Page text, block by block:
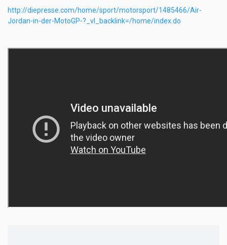
http://diepresse.com/home/sport/motorsport/1485466/Air-
Jordan-in-der-MotoGP-?_vl_backlink=/home/index.do